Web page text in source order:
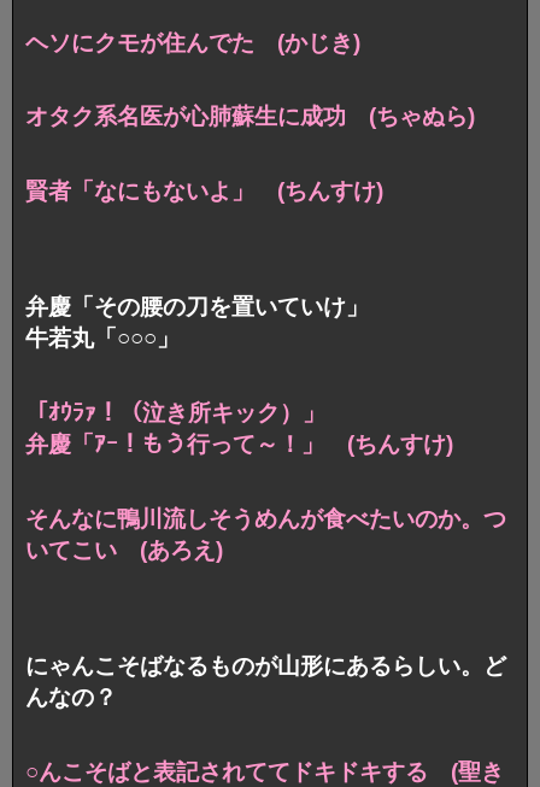
ヘソにクモが住んでた (かじき)
オタク系名医が心肺蘇生に成功 (ちゃぬら)
賢者「なにもないよ」 (ちんすけ)
弁慶「その腰の刀を置いていけ」
牛若丸「○○○」
「ｵｳﾗｧ！（泣き所キック）」
弁慶「ｱｰ！もう行って～！」 (ちんすけ)
そんなに鴨川流しそうめんが食べたいのか。 つ
いてこい (あろえ)
にゃんこそばなるものが山形にあるらしい。ど
んなの？
○んこそばと表記されててドキドキする (聖き